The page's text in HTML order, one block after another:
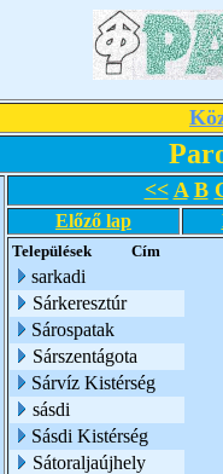
<< A B
Előző lap
Települések Cím
sarkadi
Sárkeresztúr
Sárospatak
Sárszentágota
Sárvíz Kistérség
sásdi
Sásdi Kistérség
Sátoraljaújhely